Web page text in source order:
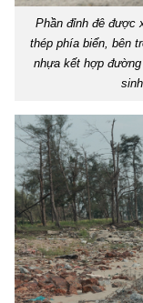
Phần đỉnh đê được
thép phía biển, bên
nhựa kết hợp